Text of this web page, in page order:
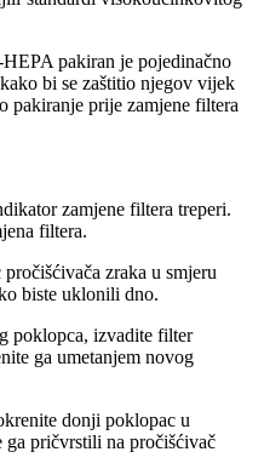
pakiran je pojedinačno
bi se zaštitio njegov vijek
pakiranje prije zamjene filtera
zamjene filtera treperi.
filtera.
zraka u smjeru
biste uklonili dno.
poklopca, izvadite filter
ga umetanjem novog
donji poklopac u
ga pričvrstili na pročišćivač